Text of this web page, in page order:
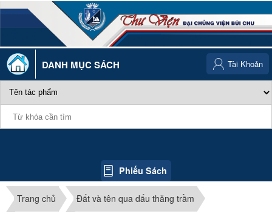
DANH MỤC SÁCH
Phiếu Sách
Tài Khoản
Trang chủ Đất và tên qua dấu thăng trầm